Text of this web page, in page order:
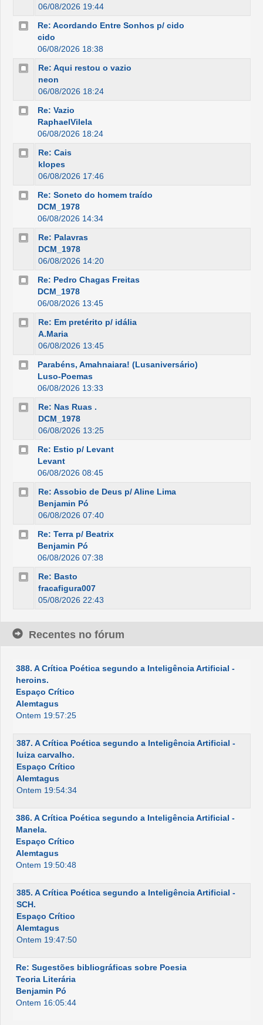
06/08/2026 19:44
Re: Acordando Entre Sonhos p/ cido
cido
06/08/2026 18:38
Re: Aqui restou o vazio
neon
06/08/2026 18:24
Re: Vazio
RaphaelVilela
06/08/2026 18:24
Re: Cais
klopes
06/08/2026 17:46
Re: Soneto do homem traído
DCM_1978
06/08/2026 14:34
Re: Palavras
DCM_1978
06/08/2026 14:20
Re: Pedro Chagas Freitas
DCM_1978
06/08/2026 13:45
Re: Em pretérito p/ idália
A.Maria
06/08/2026 13:45
Parabéns, Amahnaiara! (Lusaniversário)
Luso-Poemas
06/08/2026 13:33
Re: Nas Ruas .
DCM_1978
06/08/2026 13:25
Re: Estio p/ Levant
Levant
06/08/2026 08:45
Re: Assobio de Deus p/ Aline Lima
Benjamin Pó
06/08/2026 07:40
Re: Terra p/ Beatrix
Benjamin Pó
06/08/2026 07:38
Re: Basto
fracafigura007
05/08/2026 22:43
Recentes no fórum
388. A Crítica Poética segundo a Inteligência Artificial -
heroins.
Espaço Crítico
Alemtagus
Ontem 19:57:25
387. A Crítica Poética segundo a Inteligência Artificial -
luiza carvalho.
Espaço Crítico
Alemtagus
Ontem 19:54:34
386. A Crítica Poética segundo a Inteligência Artificial -
Manela.
Espaço Crítico
Alemtagus
Ontem 19:50:48
385. A Crítica Poética segundo a Inteligência Artificial -
SCH.
Espaço Crítico
Alemtagus
Ontem 19:47:50
Re: Sugestões bibliográficas sobre Poesia
Teoria Literária
Benjamin Pó
Ontem 16:05:44